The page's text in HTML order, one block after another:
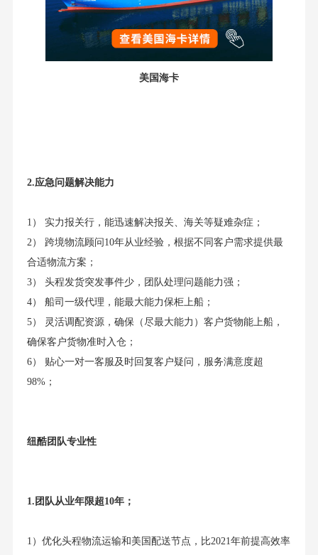
美国海卡
2.应急问题解决能力
1） 实力报关行，能迅速解决报关、海关等疑难杂症；
2） 跨境物流顾问10年从业经验，根据不同客户需求提供最
合适物流方案；
3） 头程发货突发事件少，团队处理问题能力强；
4） 船司一级代理，能最大能力保柜上船；
5） 灵活调配资源，确保（尽最大能力）客户货物能上船，
确保客户货物准时入仓；
6） 贴心一对一客服及时回复客户疑问，服务满意度超
98%；
纽酷团队专业性
1.团队从业年限超10年；
1）优化头程物流运输和美国配送节点，比2021年前提高效率